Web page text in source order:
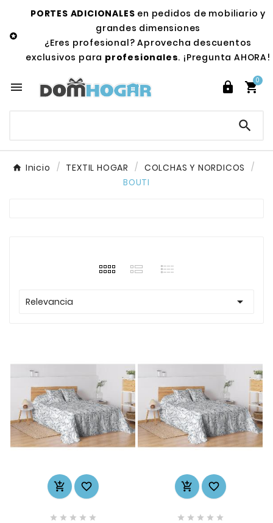

PORTES ADICIONALES en pedidos de mobiliario y
grandes dimensiones
¿Eres profesional? Aprovecha descuentos
exclusivos para profesionales. ¡Pregunta AHORA!
  
0

Inicio TEXTIL HOGAR
COLCHAS Y NORDICOS
BOUTI
Relevancia 
 
    
 
    